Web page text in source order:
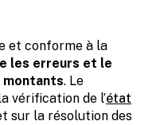
et conforme à la
les erreurs et le
montants. Le
vérification de l’état
sur la résolution des